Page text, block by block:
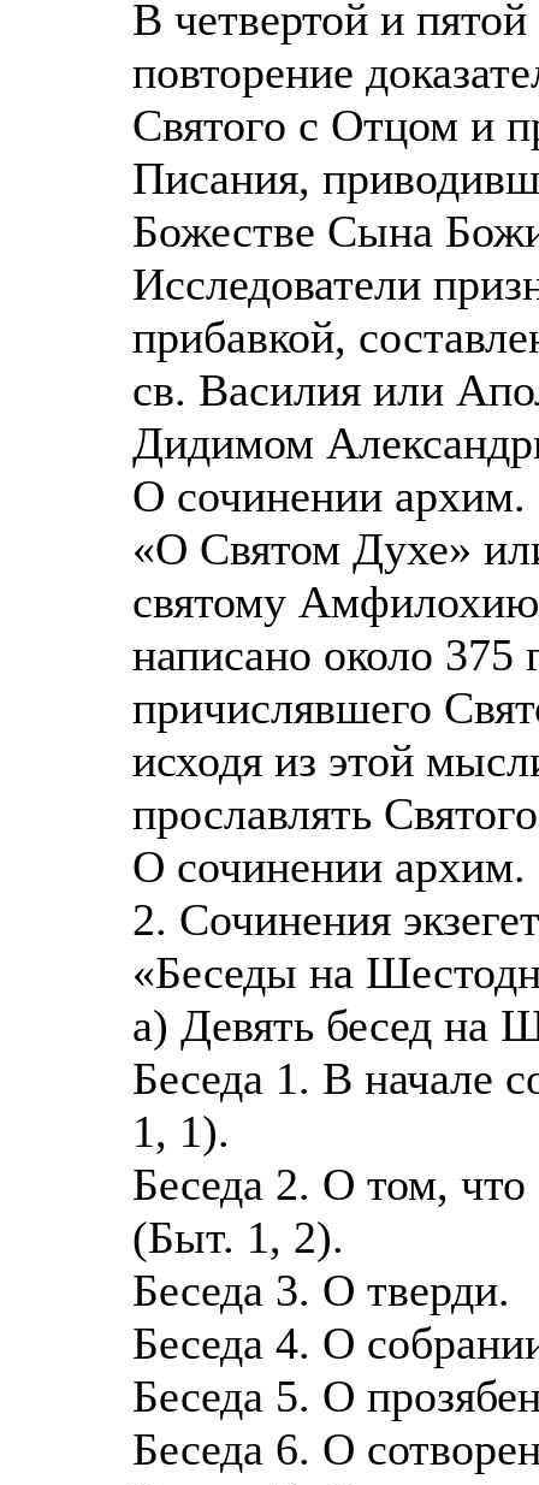
В четвертой и
повторение
Святого с Отцом и
Писания,
Божестве Сына
Исследователи
прибавкой,
св. Василия или
Дидимом
О сочинении
«О Святом Духе»
святому
написано около 375
причислявшего
исходя из этой
прославлять
О сочинении
2. Сочинения
«Беседы на
а) Девять бесед на
Беседа 1. В начале
1, 1).
Беседа 2. О том, что
(Быт. 1, 2).
Беседа 3. О тверди.
Беседа 4. О
Беседа 5. О
Беседа 6. О